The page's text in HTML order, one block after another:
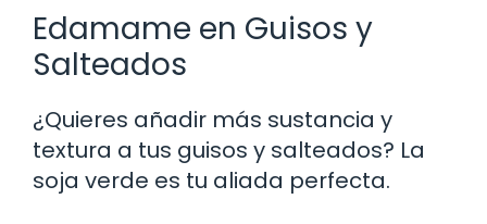
Edamame en Guisos y
Salteados
¿Quieres añadir más sustancia y
textura a tus guisos y salteados? La
soja verde es tu aliada perfecta.